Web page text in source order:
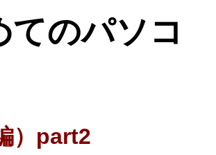
てのパソコ
）part2